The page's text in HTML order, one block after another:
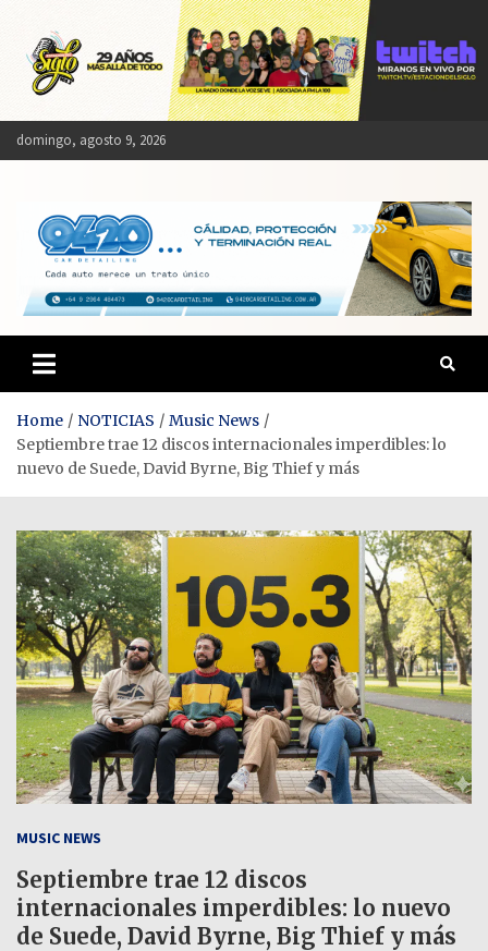
content
domingo, agosto 9, 2026
Home NOTICIAS
Music News
Septiembre trae 12 discos internacionales imperdibles: lo
nuevo de Suede, David Byrne, Big Thief y más
MUSIC NEWS
Septiembre trae 12 discos
internacionales imperdibles: lo nuevo
de Suede, David Byrne, Big Thief y más